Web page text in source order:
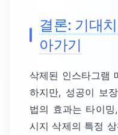
결론: 기대
아가기
삭제된 인스타그램
하지만, 성공이 보
법의 효과는 타이
시지 삭제의 특정